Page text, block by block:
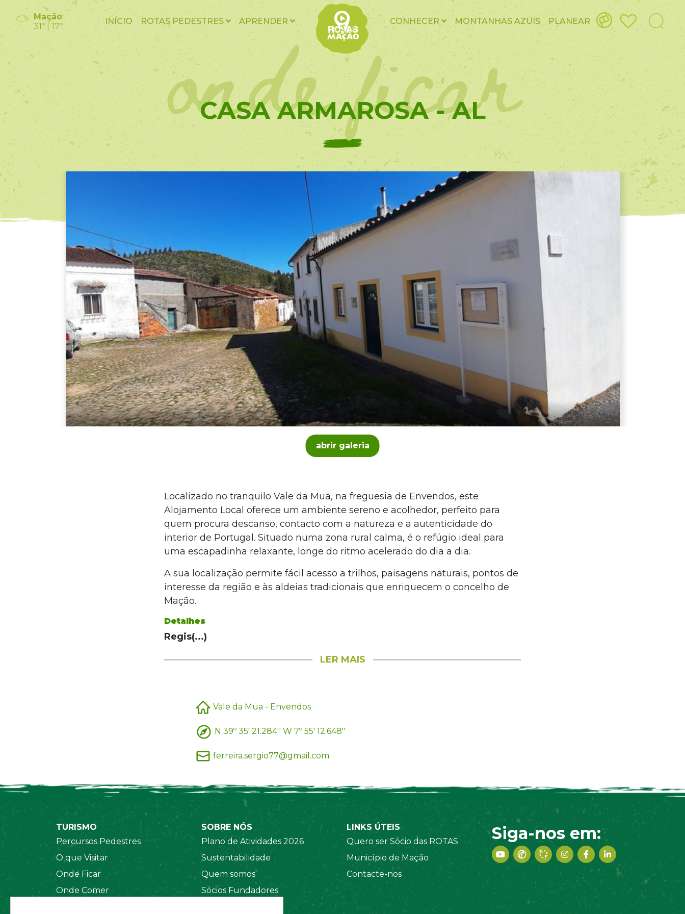
Mação
31º | 17º
INÍCIO ROTAS PEDESTRES APRENDER CONHECER MONTANHAS AZUIS PLANEAR
onde ficar
CASA ARMAROSA - AL
abrir galeria
Localizado no tranquilo Vale da Mua, na freguesia de Envendos, este
Alojamento Local oferece um ambiente sereno e acolhedor, perfeito para
quem procura descanso, contacto com a natureza e a autenticidade do
interior de Portugal. Situado numa zona rural calma, é o refúgio ideal para
uma escapadinha relaxante, longe do ritmo acelerado do dia a dia.
A sua localização permite fácil acesso a trilhos, paisagens naturais, pontos de
interesse da região e às aldeias tradicionais que enriquecem o concelho de
Mação.
Detalhes
Regis(...)
LER MAIS
Vale da Mua - Envendos
N 39º 35' 21.284'' W 7º 55' 12.648''
ferreira.sergio77@gmail.com
TURISMO
Percursos Pedestres
O que Visitar
Onde Ficar
Onde Comer
SOBRE NÓS
Plano de Atividades 2026
Sustentabilidade
Quem somos
Sócios Fundadores
LINKS ÚTEIS
Quero ser Sócio das ROTAS
Município de Mação
Contacte-nos
Siga-nos em: